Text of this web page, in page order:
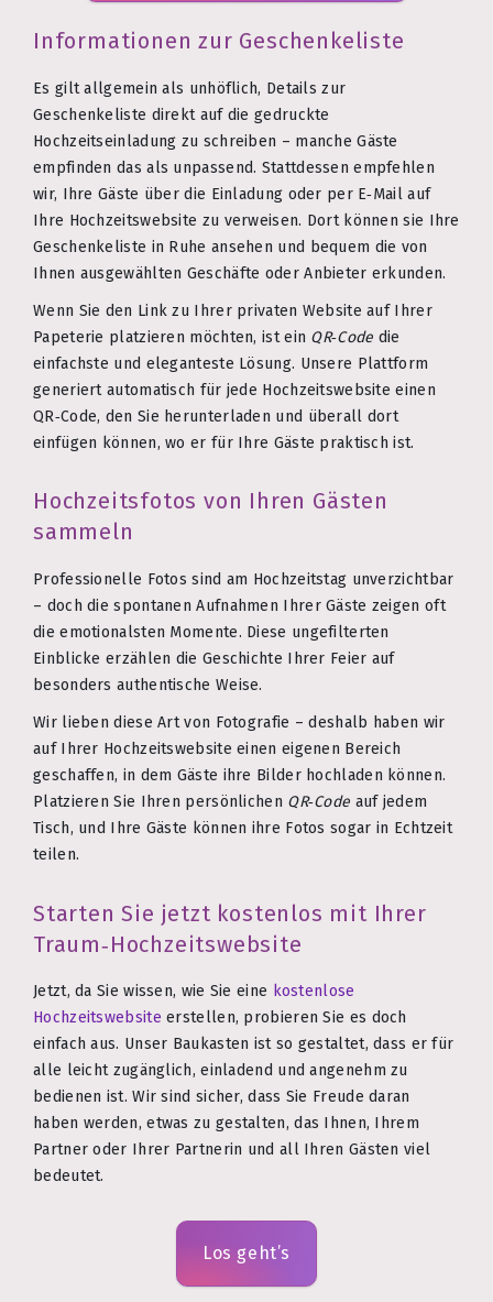
Informationen zur Geschenkeliste
Es gilt allgemein als unhöflich, Details zur
Geschenkeliste direkt auf die gedruckte
Hochzeitseinladung zu schreiben – manche Gäste
empfinden das als unpassend. Stattdessen empfehlen
wir, Ihre Gäste über die Einladung oder per E‑Mail auf
Ihre Hochzeitswebsite zu verweisen. Dort können sie Ihre
Geschenkeliste in Ruhe ansehen und bequem die von
Ihnen ausgewählten Geschäfte oder Anbieter erkunden.
Wenn Sie den Link zu Ihrer privaten Website auf Ihrer
Papeterie platzieren möchten, ist ein QR‑Code die
einfachste und eleganteste Lösung. Unsere Plattform
generiert automatisch für jede Hochzeitswebsite einen
QR‑Code, den Sie herunterladen und überall dort
einfügen können, wo er für Ihre Gäste praktisch ist.
Hochzeitsfotos von Ihren Gästen
sammeln
Professionelle Fotos sind am Hochzeitstag unverzichtbar
– doch die spontanen Aufnahmen Ihrer Gäste zeigen oft
die emotionalsten Momente. Diese ungefilterten
Einblicke erzählen die Geschichte Ihrer Feier auf
besonders authentische Weise.
Wir lieben diese Art von Fotografie – deshalb haben wir
auf Ihrer Hochzeitswebsite einen eigenen Bereich
geschaffen, in dem Gäste ihre Bilder hochladen können.
Platzieren Sie Ihren persönlichen QR‑Code auf jedem
Tisch, und Ihre Gäste können ihre Fotos sogar in Echtzeit
teilen.
Starten Sie jetzt kostenlos mit Ihrer
Traum‑Hochzeitswebsite
Jetzt, da Sie wissen, wie Sie eine kostenlose
Hochzeitswebsite erstellen, probieren Sie es doch
einfach aus. Unser Baukasten ist so gestaltet, dass er für
alle leicht zugänglich, einladend und angenehm zu
bedienen ist. Wir sind sicher, dass Sie Freude daran
haben werden, etwas zu gestalten, das Ihnen, Ihrem
Partner oder Ihrer Partnerin und all Ihren Gästen viel
bedeutet.
Los geht’s